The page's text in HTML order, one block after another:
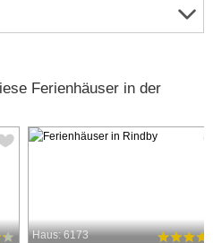
Ferienhäuser in der
Haus: 6173